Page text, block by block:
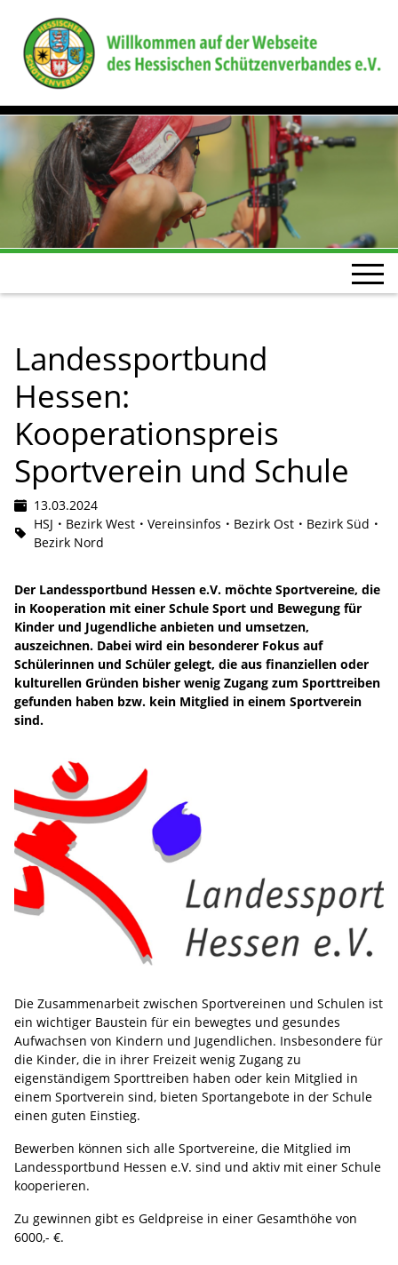
Landessportbund
Hessen:
Kooperationspreis
Sportverein und Schule
13.03.2024
HSJ
Bezirk West Vereinsinfos Bezirk Ost
Bezirk Süd
Bezirk Nord
Der Landessportbund Hessen e.V. möchte Sportvereine, die
in Kooperation mit einer Schule Sport und Bewegung für
Kinder und Jugendliche anbieten und umsetzen,
auszeichnen. Dabei wird ein besonderer Fokus auf
Schülerinnen und Schüler gelegt, die aus finanziellen oder
kulturellen Gründen bisher wenig Zugang zum Sporttreiben
gefunden haben bzw. kein Mitglied in einem Sportverein
sind.
Die Zusammenarbeit zwischen Sportvereinen und Schulen ist
ein wichtiger Baustein für ein bewegtes und gesundes
Aufwachsen von Kindern und Jugendlichen. Insbesondere für
die Kinder, die in ihrer Freizeit wenig Zugang zu
eigenständigem Sporttreiben haben oder kein Mitglied in
einem Sportverein sind, bieten Sportangebote in der Schule
einen guten Einstieg.
Bewerben können sich alle Sportvereine, die Mitglied im
Landessportbund Hessen e.V. sind und aktiv mit einer Schule
kooperieren.
Zu gewinnen gibt es Geldpreise in einer Gesamthöhe von
6000,- €.